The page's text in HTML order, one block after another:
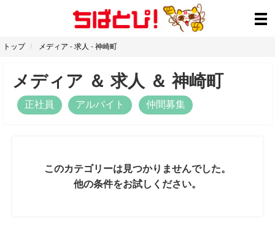
トップ メディア - 求人 - 神崎町
メディア ＆求人 ＆神崎町
正社員 アルバイト 仲間募集
このカテゴリーは見つかりませんでした。
他の条件をお試しください。